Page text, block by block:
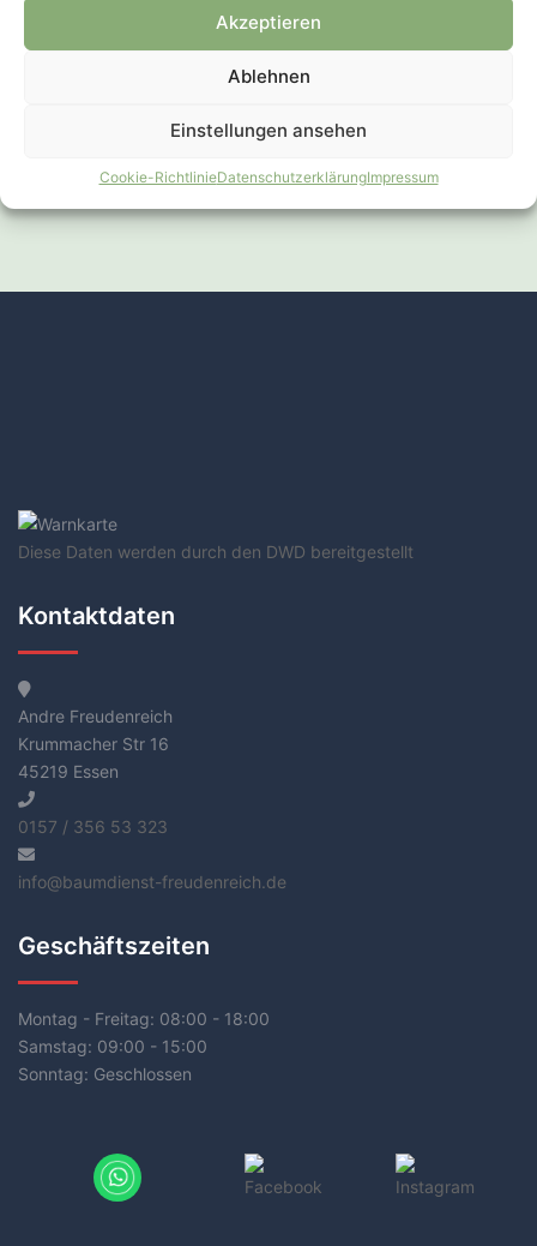
Akzeptieren
Ablehnen
Einstellungen ansehen
Cookie-RichtlinieDatenschutzerklärungImpressum
Diese Daten werden durch den DWD bereitgestellt
Kontaktdaten
Andre Freudenreich
Krummacher Str 16
45219 Essen
0157 / 356 53 323
info@baumdienst-freudenreich.de
Geschäftszeiten
Montag - Freitag: 08:00 - 18:00
Samstag: 09:00 - 15:00
Sonntag: Geschlossen